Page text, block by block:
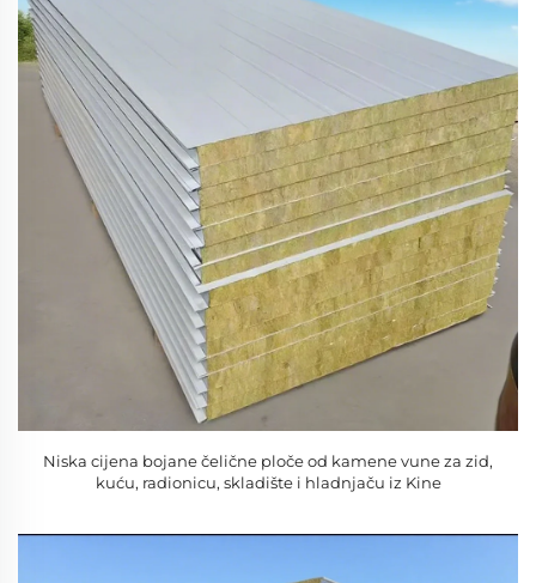
Niska cijena bojane čelične ploče od kamene vune za zid,
kuću, radionicu, skladište i hladnjaču iz Kine